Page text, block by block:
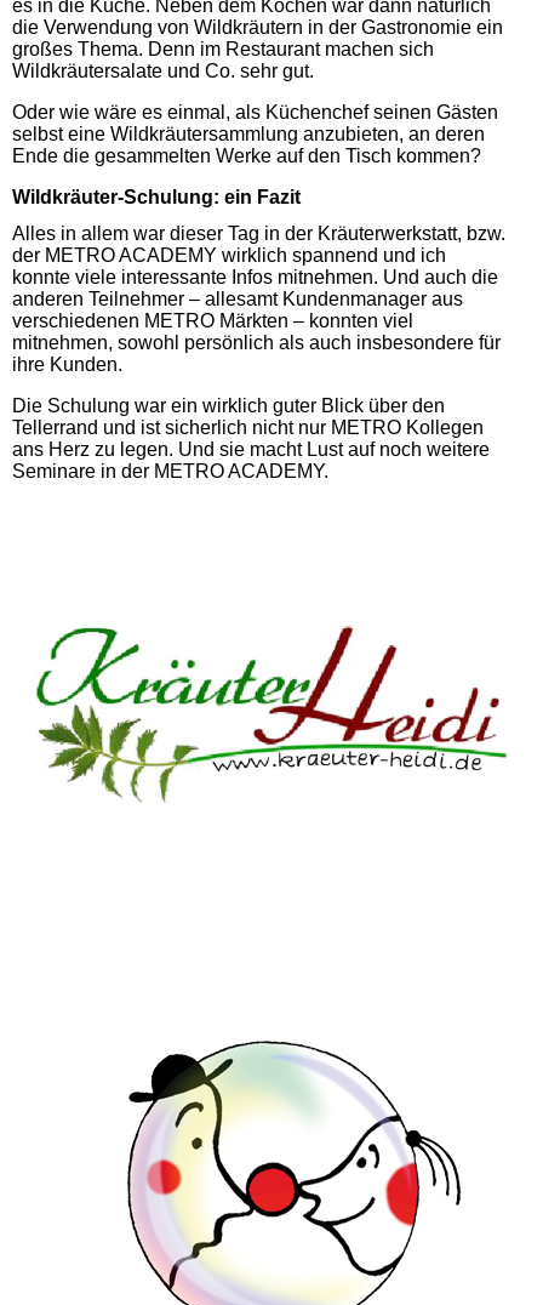
es in die Küche. Neben dem Kochen war dann natürlich
die Verwendung von Wildkräutern in der Gastronomie ein
großes Thema. Denn im Restaurant machen sich
Wildkräutersalate und Co. sehr gut.
Oder wie wäre es einmal, als Küchenchef seinen Gästen
selbst eine Wildkräutersammlung anzubieten, an deren
Ende die gesammelten Werke auf den Tisch kommen?
Wildkräuter-Schulung: ein Fazit
Alles in allem war dieser Tag in der Kräuterwerkstatt, bzw.
der METRO ACADEMY wirklich spannend und ich
konnte viele interessante Infos mitnehmen. Und auch die
anderen Teilnehmer – allesamt Kundenmanager aus
verschiedenen METRO Märkten – konnten viel
mitnehmen, sowohl persönlich als auch insbesondere für
ihre Kunden.
Die Schulung war ein wirklich guter Blick über den
Tellerrand und ist sicherlich nicht nur METRO Kollegen
ans Herz zu legen. Und sie macht Lust auf noch weitere
Seminare in der METRO ACADEMY.